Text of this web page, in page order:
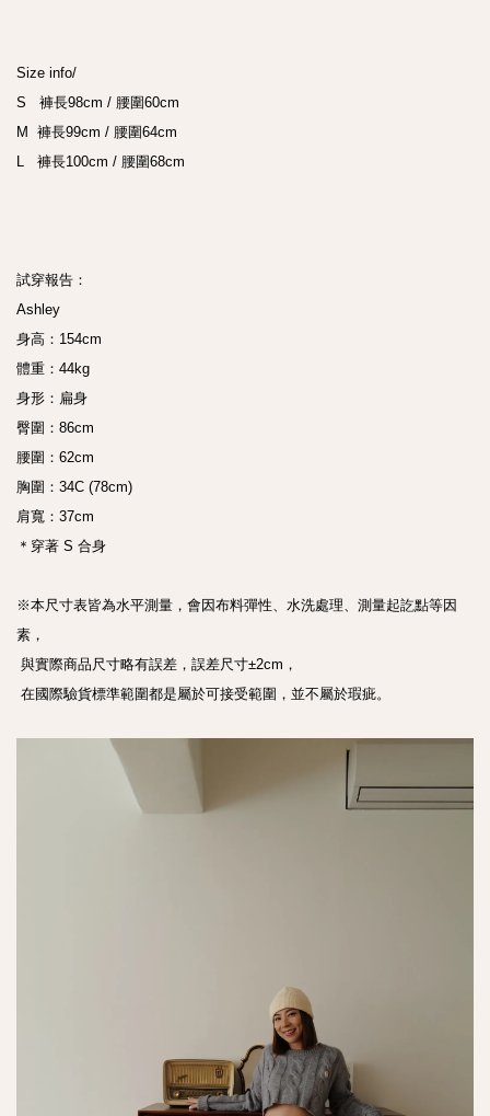
Size info/
S   褲長98cm / 腰圍60cm
M  褲長99cm / 腰圍64cm
L   褲長100cm / 腰圍68cm
試穿報告：
Ashley
身高：154cm
體重：44kg
身形：扁身
臀圍：86cm
腰圍：62cm
胸圍：34C (78cm)
肩寬：37cm
＊穿著 S 合身
※本尺寸表皆為水平測量，會因布料彈性、水洗處理、測量起訖點等因
素，